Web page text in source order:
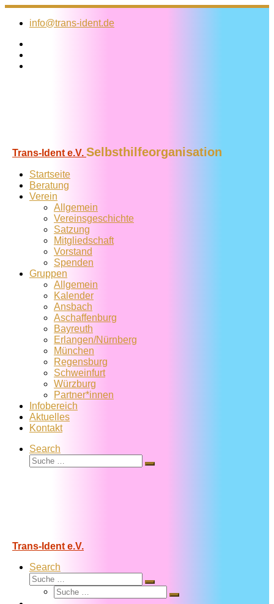
Zum
Inhalt
info@trans-ident.de
Trans-Ident e.V. Selbsthilfeorganisation
Startseite
Beratung
Verein
Allgemein
Vereins­geschichte
Satzung
Mitglied­schaft
Vorstand
Spenden
Gruppen
Allgemein
Kalender
Ansbach
Aschaffenburg
Bayreuth
Erlangen/Nürnberg
München
Regensburg
Schweinfurt
Würzburg
Partner*innen
Infobereich
Aktuelles
Kontakt
Search
Suche
Suche
Trans-Ident e.V.
Search
Suche
Suche
Suche
Suche